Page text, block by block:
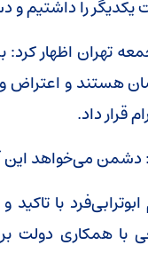
را داشتیم و
تهران اظهار
هستند و اعتراض و
قرار داد.
دشمن می‌خواهد این
با
با همکاری دولت